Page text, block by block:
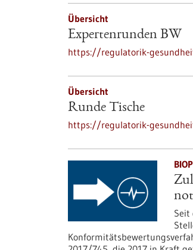
Übersicht
Expertenrunden BW
https://regulatorik-
Übersicht
Runde Tische
https://regulatorik-
Seit